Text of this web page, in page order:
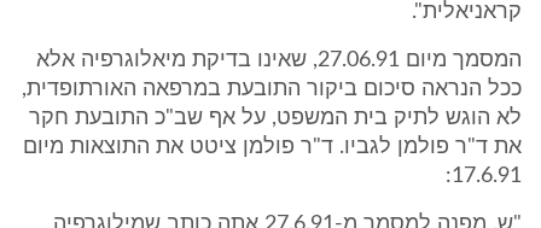
קראניאלית".
המסמך מיום 27.06.91, שאינו בדיקת מיאלוגרפיה אלא
ככל הנראה סיכום ביקור התובעת במרפאה האורתופדית,
לא הוגש לתיק בית המשפט, על אף שב"כ התובעת חקר
את ד"ר פולמן לגביו. ד"ר פולמן ציטט את התוצאות מיום
17.6.91: